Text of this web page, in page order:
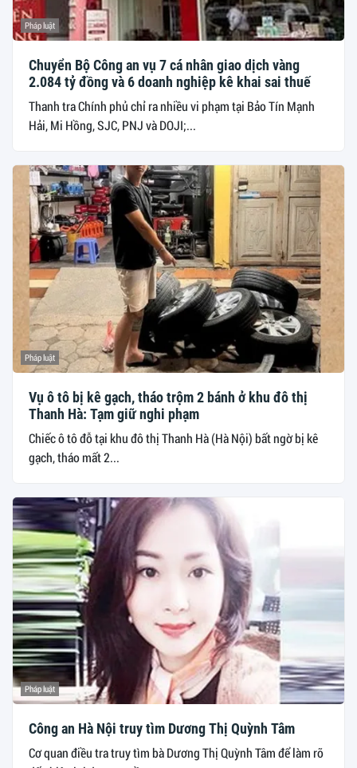
Pháp luật
Chuyển Bộ Công an vụ 7 cá nhân giao dịch vàng
2.084 tỷ đồng và 6 doanh nghiệp kê khai sai thuế
Thanh tra Chính phủ chỉ ra nhiều vi phạm tại Bảo Tín Mạnh
Hải, Mi Hồng, SJC, PNJ và DOJI;...
Pháp luật
Vụ ô tô bị kê gạch, tháo trộm 2 bánh ở khu đô thị
Thanh Hà: Tạm giữ nghi phạm
Chiếc ô tô đỗ tại khu đô thị Thanh Hà (Hà Nội) bất ngờ bị kê
gạch, tháo mất 2...
Pháp luật
Công an Hà Nội truy tìm Dương Thị Quỳnh Tâm
Cơ quan điều tra truy tìm bà Dương Thị Quỳnh Tâm để làm rõ